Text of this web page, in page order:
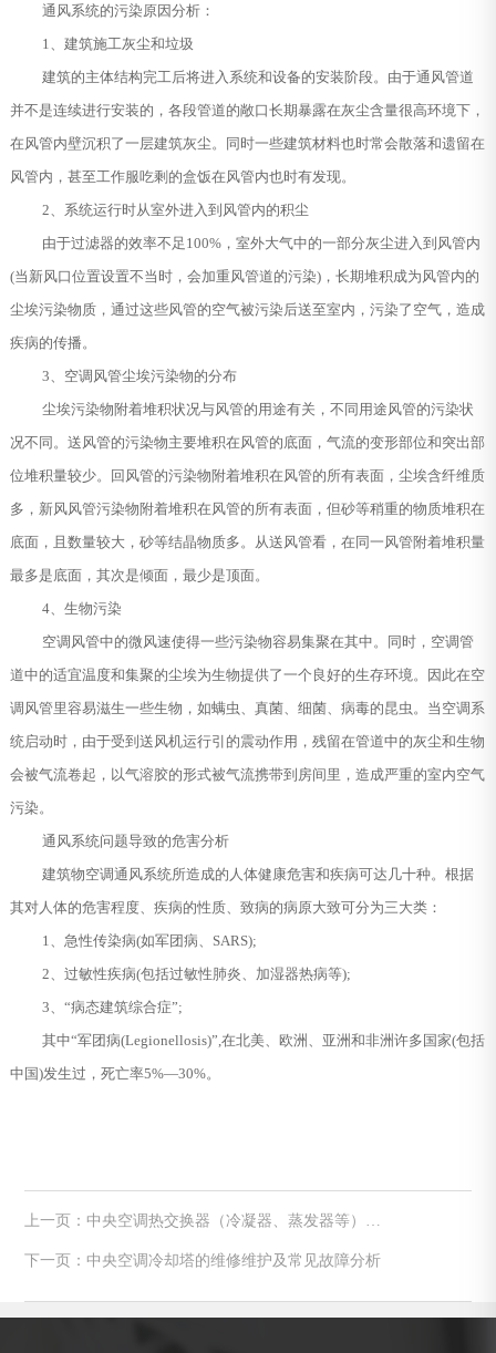
通风系统的污染原因分析：
1、建筑施工灰尘和垃圾
建筑的主体结构完工后将进入系统和设备的安装阶段。由于通风管道
并不是连续进行安装的，各段管道的敞口长期暴露在灰尘含量很高环境下，
在风管内壁沉积了一层建筑灰尘。同时一些建筑材料也时常会散落和遗留在
风管内，甚至工作服吃剩的盒饭在风管内也时有发现。
2、系统运行时从室外进入到风管内的积尘
由于过滤器的效率不足100%，室外大气中的一部分灰尘进入到风管内
(当新风口位置设置不当时，会加重风管道的污染)，长期堆积成为风管内的
尘埃污染物质，通过这些风管的空气被污染后送至室内，污染了空气，造成
疾病的传播。
3、空调风管尘埃污染物的分布
尘埃污染物附着堆积状况与风管的用途有关，不同用途风管的污染状
况不同。送风管的污染物主要堆积在风管的底面，气流的变形部位和突出部
位堆积量较少。回风管的污染物附着堆积在风管的所有表面，尘埃含纤维质
多，新风风管污染物附着堆积在风管的所有表面，但砂等稍重的物质堆积在
底面，且数量较大，砂等结晶物质多。从送风管看，在同一风管附着堆积量
最多是底面，其次是倾面，最少是顶面。
4、生物污染
空调风管中的微风速使得一些污染物容易集聚在其中。同时，空调管
道中的适宜温度和集聚的尘埃为生物提供了一个良好的生存环境。因此在空
调风管里容易滋生一些生物，如螨虫、真菌、细菌、病毒的昆虫。当空调系
统启动时，由于受到送风机运行引的震动作用，残留在管道中的灰尘和生物
会被气流卷起，以气溶胶的形式被气流携带到房间里，造成严重的室内空气
污染。
通风系统问题导致的危害分析
建筑物空调通风系统所造成的人体健康危害和疾病可达几十种。根据
其对人体的危害程度、疾病的性质、致病的病原大致可分为三大类：
1、急性传染病(如军团病、SARS);
2、过敏性疾病(包括过敏性肺炎、加湿器热病等);
3、“病态建筑综合症”;
其中“军团病(Legionellosis)”,在北美、欧洲、亚洲和非洲许多国家(包括
中国)发生过，死亡率5%―30%。
上一页：中央空调热交换器（冷凝器、蒸发器等）的
下一页：中央空调冷却塔的维修维护及常见故障分析